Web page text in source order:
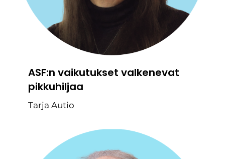
ASF:n vaikutukset valkenevat
pikkuhiljaa
Tarja Autio